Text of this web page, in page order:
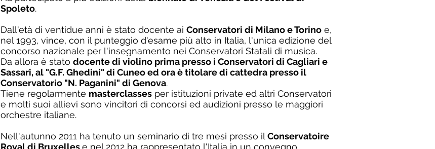
Spoleto.
Dall'età di ventidue anni è stato docente ai Conservatori di Milano e Torino e,
nel 1993, vince, con il punteggio d'esame più alto in Italia, l'unica edizione del
concorso nazionale per l'insegnamento nei Conservatori Statali di musica.
Da allora è stato docente di violino prima presso i Conservatori di Cagliari e
Sassari, al "G.F. Ghedini" di Cuneo ed ora è titolare di cattedra presso il
Conservatorio "N. Paganini" di Genova.
Tiene regolarmente masterclasses per istituzioni private ed altri Conservatori
e molti suoi allievi sono vincitori di concorsi ed audizioni presso le maggiori
orchestre italiane.
Nell'autunno 2011 ha tenuto un seminario di tre mesi presso il Conservatoire
Royal di Bruxellese nel 2012 ha rappresentato l'Italia in un convegno